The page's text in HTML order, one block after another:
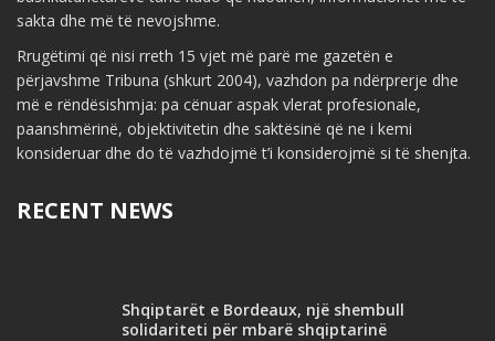
sakta dhe më të nevojshme.
Rrugëtimi që nisi rreth 15 vjet më parë me gazetën e
përjavshme Tribuna (shkurt 2004), vazhdon pa ndërprerje dhe
më e rëndësishmja: pa cënuar aspak vlerat profesionale,
paanshmërinë, objektivitetin dhe saktësinë që ne i kemi
konsideruar dhe do të vazhdojmë t’i konsiderojmë si të shenjta.
RECENT NEWS
Shqiptarët e Bordeaux, një shembull
solidariteti për mbarë shqiptarinë